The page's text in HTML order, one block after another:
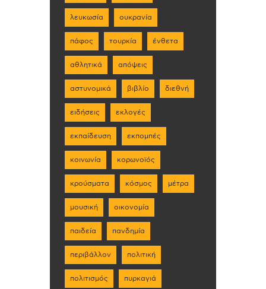
λευκωσία ουκρανία
πάφος τουρκία ένθετα
αθλητικά απόψεις
αστυνομικά βιβλίο διεθνή
ειδήσεις εκλογές
εκπαίδευση εκπομπές
κοινωνία κορωνοϊός
κρούσματα κόσμος μέτρα
μουσική οικονομία
παιδεία πανδημία
περιβάλλον πολιτική
πολιτισμός πυρκαγιά